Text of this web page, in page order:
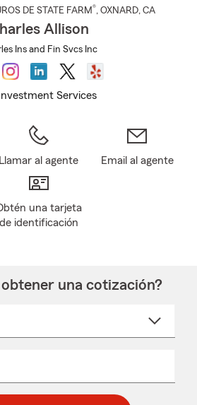
DE STATE FARM®, OXNARD, CA
Allison
Ins and Fin Svcs Inc
Services
Llamar al agente Email al agente
una tarjeta
de identificación
una cotización?